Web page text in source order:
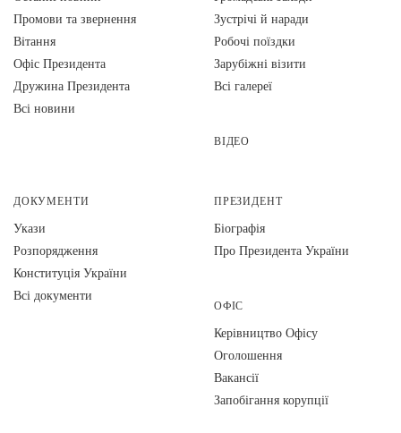
Промови та звернення
Вiтання
Офіс Президента
Дружина Президента
Всі новини
Зустрічі й наради
Робочі поїздки
Зарубіжні візити
Всі галереї
ВІДЕО
ДОКУМЕНТИ
Укази
Розпорядження
Конституція України
Всі документи
ПРЕЗИДЕНТ
Біографія
Про Президента України
ОФІС
Керівництво Офісу
Оголошення
Вакансії
Запобігання корупції